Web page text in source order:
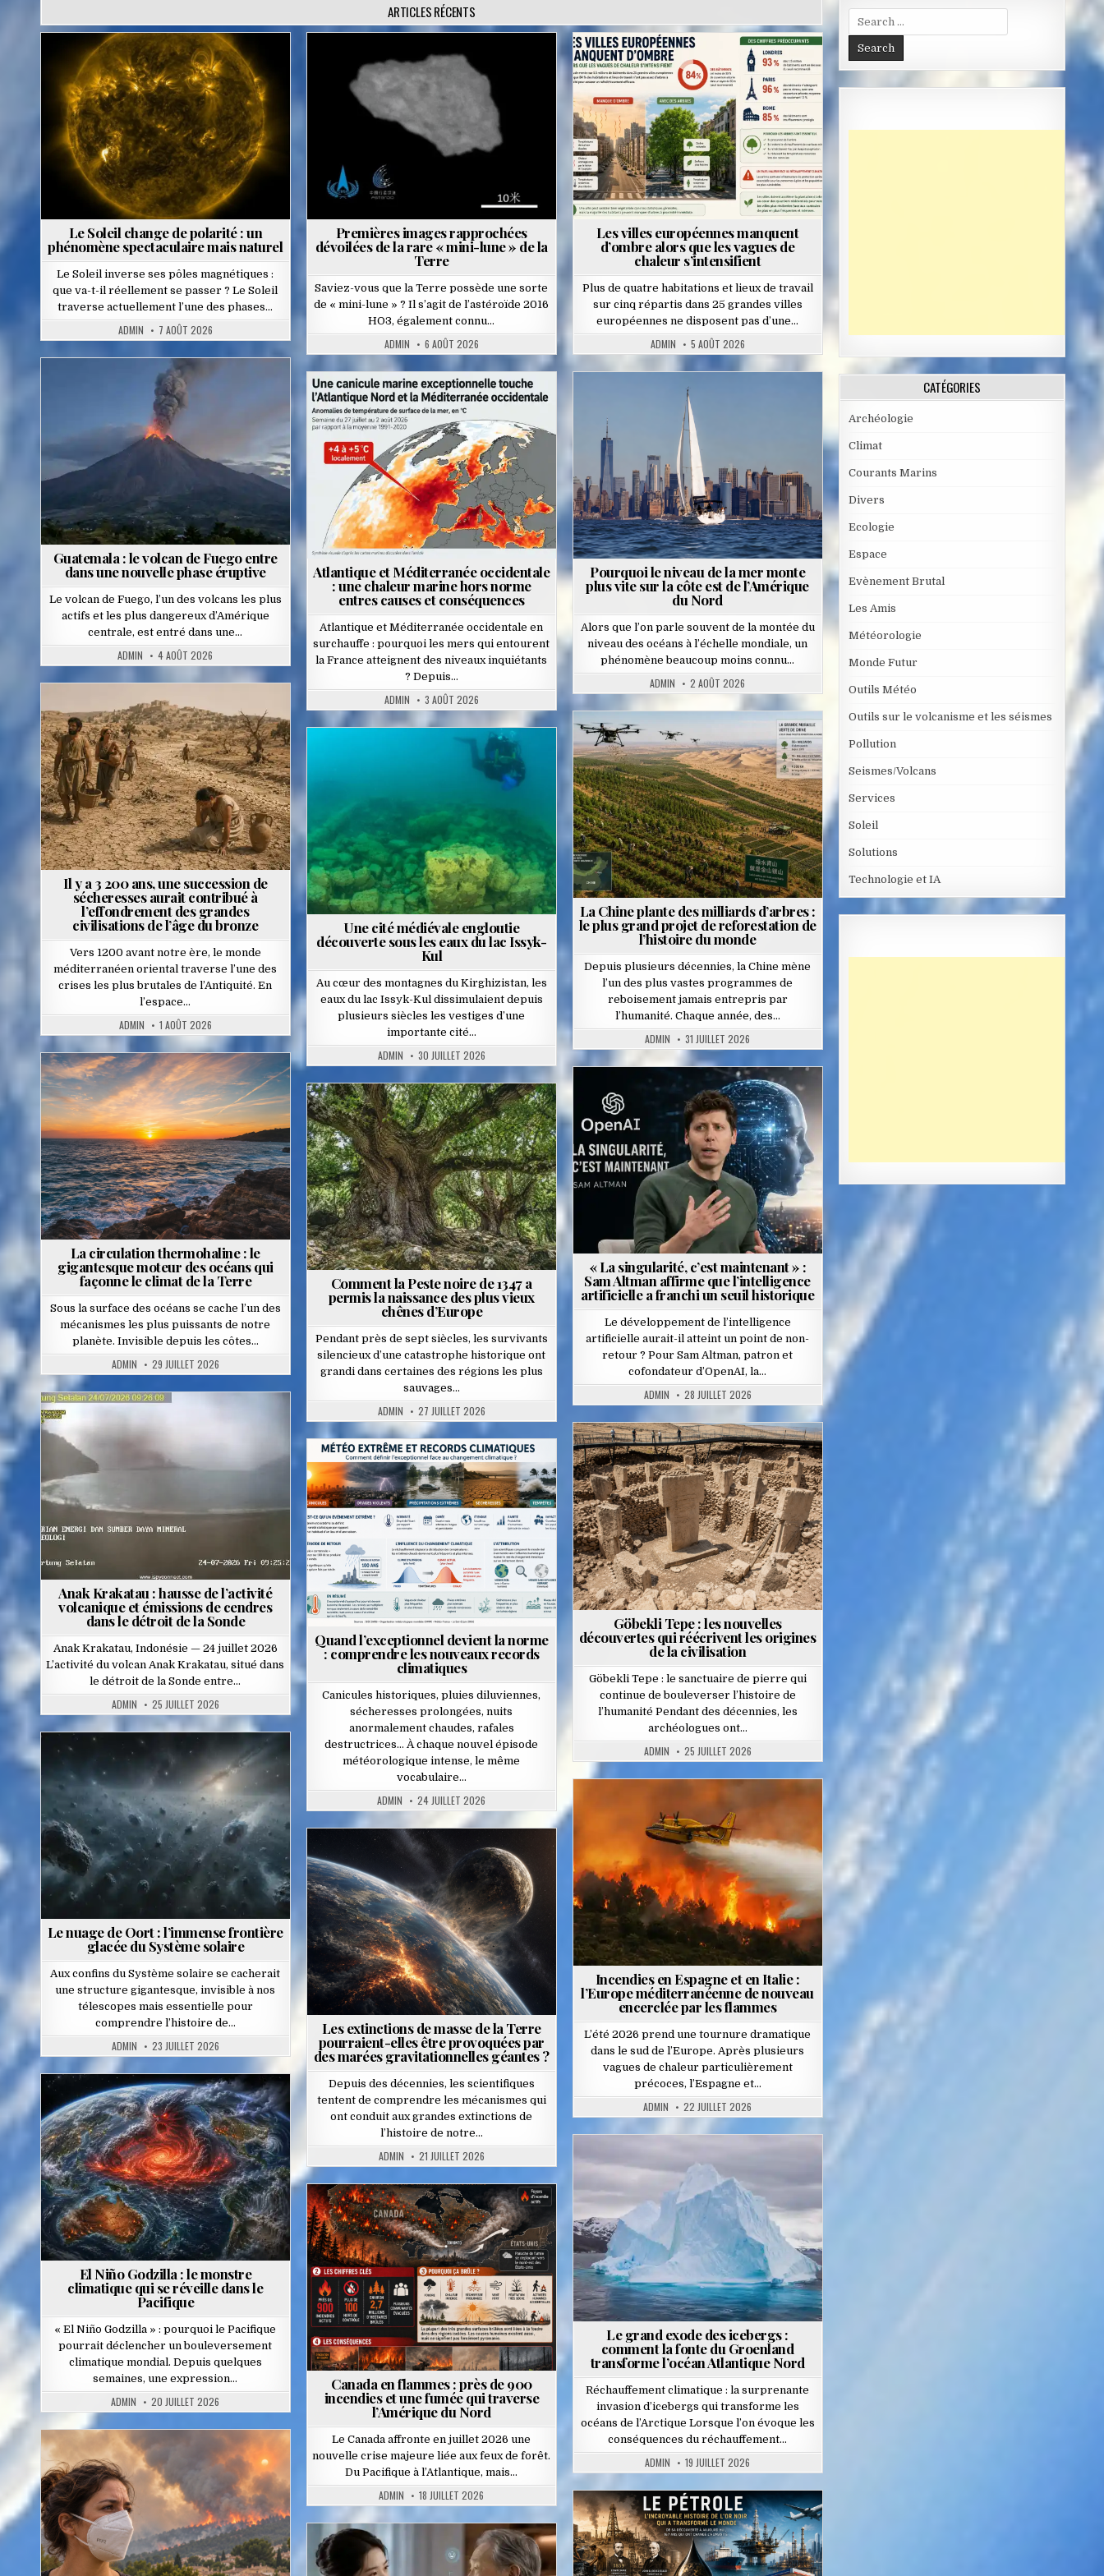
ARTICLES RÉCENTS
Posted
in
Le Soleil change de polarité : un
phénomène spectaculaire mais naturel
Le Soleil inverse ses pôles magnétiques :
que va-t-il réellement se passer ? Le Soleil
traverse actuellement l’une des phases…
ADMIN 7 AOÛT 2026
Posted
Premières images rapprochées
dévoilées de la rare « mini-lune » de la
Terre
Saviez-vous que la Terre possède une sorte
de « mini-lune » ? Il s’agit de l’astéroïde 2016
HO3, également connu…
ADMIN 6 AOÛT 2026
Posted
Les villes européennes manquent
d’ombre alors que les vagues de
chaleur s’intensifient
Plus de quatre habitations et lieux de travail
sur cinq répartis dans 25 grandes villes
européennes ne disposent pas d’une…
ADMIN 5 AOÛT 2026
Guatemala : le volcan de Fuego entre
dans une nouvelle phase éruptive
Le volcan de Fuego, l’un des volcans les plus
actifs et les plus dangereux d’Amérique
centrale, est entré dans une…
ADMIN 4 AOÛT 2026
Posted
in
Atlantique et Méditerranée occidentale
: une chaleur marine hors norme
entres causes et conséquences
Atlantique et Méditerranée occidentale en
surchauffe : pourquoi les mers qui entourent
la France atteignent des niveaux inquiétants
? Depuis…
ADMIN 3 AOÛT 2026
Pourquoi le niveau de la mer monte
plus vite sur la côte est de l’Amérique
du Nord
Alors que l’on parle souvent de la montée du
niveau des océans à l’échelle mondiale, un
phénomène beaucoup moins connu…
ADMIN 2 AOÛT 2026
Posted
in
Il y a 3 200 ans, une succession de
sécheresses aurait contribué à
l’effondrement des grandes
civilisations de l’âge du bronze
Vers 1200 avant notre ère, le monde
méditerranéen oriental traverse l’une des
crises les plus brutales de l’Antiquité. En
l’espace…
ADMIN 1 AOÛT 2026
Posted
in
La Chine plante des milliards d’arbres :
le plus grand projet de reforestation de
l’histoire du monde
Depuis plusieurs décennies, la Chine mène
l’un des plus vastes programmes de
reboisement jamais entrepris par
l’humanité. Chaque année, des…
ADMIN 31 JUILLET 2026
Une cité médiévale engloutie
découverte sous les eaux du lac Issyk-
Kul
Au cœur des montagnes du Kirghizistan, les
eaux du lac Issyk-Kul dissimulaient depuis
plusieurs siècles les vestiges d’une
importante cité…
ADMIN 30 JUILLET 2026
Posted
in
La circulation thermohaline : le
gigantesque moteur des océans qui
façonne le climat de la Terre
Sous la surface des océans se cache l’un des
mécanismes les plus puissants de notre
planète. Invisible depuis les côtes…
ADMIN 29 JUILLET 2026
Posted
« La singularité, c’est maintenant » :
Sam Altman affirme que l’intelligence
artificielle a franchi un seuil historique
Le développement de l’intelligence
artificielle aurait-il atteint un point de non-
retour ? Pour Sam Altman, patron et
cofondateur d’OpenAI, la…
ADMIN 28 JUILLET 2026
Posted
in
Comment la Peste noire de 1347 a
permis la naissance des plus vieux
chênes d’Europe
Pendant près de sept siècles, les survivants
silencieux d’une catastrophe historique ont
grandi dans certaines des régions les plus
sauvages…
ADMIN 27 JUILLET 2026
Posted
Anak Krakatau : hausse de l’activité
volcanique et émissions de cendres
dans le détroit de la Sonde
Anak Krakatau, Indonésie — 24 juillet 2026
L’activité du volcan Anak Krakatau, situé dans
le détroit de la Sonde entre…
ADMIN 25 JUILLET 2026
Posted
in
Göbekli Tepe : les nouvelles
découvertes qui réécrivent les origines
de la civilisation
Göbekli Tepe : le sanctuaire de pierre qui
continue de bouleverser l’histoire de
l’humanité Pendant des décennies, les
archéologues ont…
ADMIN 25 JUILLET 2026
Posted
in
Quand l’exceptionnel devient la norme
: comprendre les nouveaux records
climatiques
Canicules historiques, pluies diluviennes,
sécheresses prolongées, nuits
anormalement chaudes, rafales
destructrices… À chaque nouvel épisode
météorologique intense, le même
vocabulaire…
ADMIN 24 JUILLET 2026
Posted
in
Le nuage de Oort : l’immense frontière
glacée du Système solaire
Aux confins du Système solaire se cacherait
une structure gigantesque, invisible à nos
télescopes mais essentielle pour
comprendre l’histoire de…
ADMIN 23 JUILLET 2026
Posted
in
Incendies en Espagne et en Italie :
l’Europe méditerranéenne de nouveau
encerclée par les flammes
L’été 2026 prend une tournure dramatique
dans le sud de l’Europe. Après plusieurs
vagues de chaleur particulièrement
précoces, l’Espagne et…
ADMIN 22 JUILLET 2026
Posted
in
Les extinctions de masse de la Terre
pourraient-elles être provoquées par
des marées gravitationnelles géantes ?
Depuis des décennies, les scientifiques
tentent de comprendre les mécanismes qui
ont conduit aux grandes extinctions de
l’histoire de notre…
ADMIN 21 JUILLET 2026
Posted
in
El Niño Godzilla : le monstre
climatique qui se réveille dans le
Pacifique
« El Niño Godzilla » : pourquoi le Pacifique
pourrait déclencher un bouleversement
climatique mondial. Depuis quelques
semaines, une expression…
ADMIN 20 JUILLET 2026
in
Le grand exode des icebergs :
comment la fonte du Groenland
transforme l’océan Atlantique Nord
Réchauffement climatique : la surprenante
invasion d’icebergs qui transforme les
océans de l’Arctique Lorsque l’on évoque les
conséquences du réchauffement…
ADMIN 19 JUILLET 2026
Posted
in
Canada en flammes : près de 900
incendies et une fumée qui traverse
l’Amérique du Nord
Le Canada affronte en juillet 2026 une
nouvelle crise majeure liée aux feux de forêt.
Du Pacifique à l’Atlantique, mais…
ADMIN 18 JUILLET 2026
Posted
in
Posted
in
Posted
Search
for:
CATÉGORIES
Archéologie
Climat
Courants Marins
Divers
Ecologie
Espace
Evènement Brutal
Les Amis
Météorologie
Monde Futur
Outils Météo
Outils sur le volcanisme et les séismes
Pollution
Seismes/Volcans
Services
Soleil
Solutions
Technologie et IA